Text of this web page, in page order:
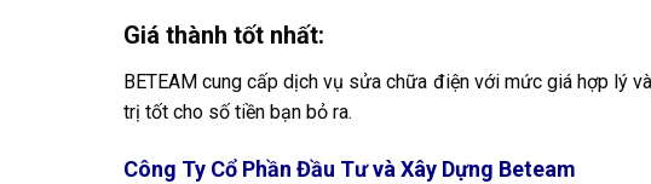
Giá thành tốt nhất:
BETEAM cung cấp dịch vụ sửa chữa điện với mức giá hợp lý
trị tốt cho số tiền bạn bỏ ra.
Công Ty Cổ Phần Đầu Tư và Xây Dựng Beteam